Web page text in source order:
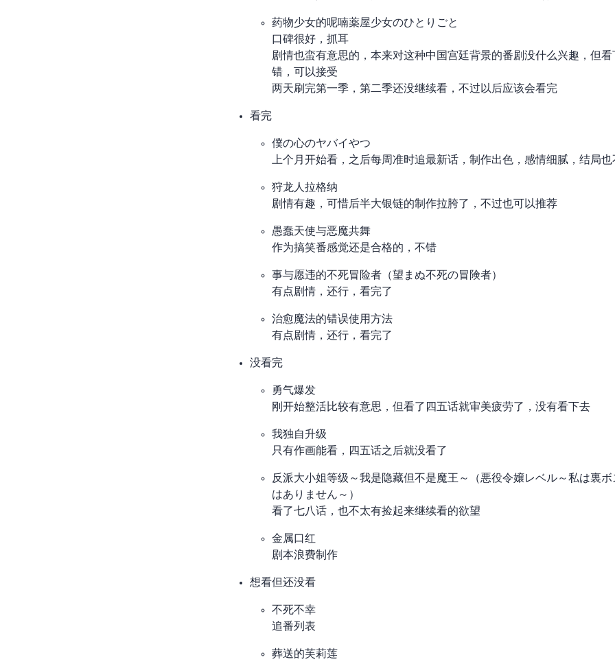
药物少女的呢喃/薬屋少女のひとりごと
口碑很好，op1 抓耳
剧情也蛮有意思的，本来对这种中国宫廷背景的番剧没什么兴趣，但
错，可以接受
两天刷完第一季，第二季还没继续看，不过以后应该会看完
看完
僕の心のヤバイやつ
上个月开始看，之后每周准时追最新话，制作出色，感情细腻，结局
狩龙人拉格纳
剧情有趣，可惜后半大银链的制作拉胯了，不过也可以推荐
愚蠢天使与恶魔共舞
作为搞笑番感觉还是合格的，不错
事与愿违的不死冒险者（望まぬ不死の冒険者）
有点剧情，还行，看完了
治愈魔法的错误使用方法
有点剧情，还行，看完了
没看完
勇气爆发 Bang Bravern
刚开始整活比较有意思，但看了四五话就审美疲劳了，没有看下去
我独自升级
只有作画能看，四五话之后就没看了
反派大小姐等级99～我是隐藏BOSS但不是魔王～（悪役令嬢レベル99～私は
はありません～）
看了七八话，也不太有捡起来继续看的欲望
金属口红
剧本浪费制作
想看但还没看
不死不幸
追番列表+1
葬送的芙莉莲